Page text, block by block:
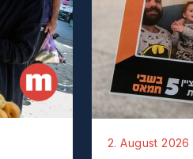
2. August 2026